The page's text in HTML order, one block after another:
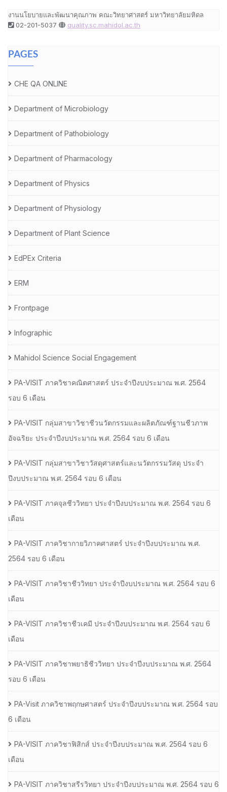
งานนโยบายและพัฒนาคุณภาพ คณะวิทยาศาสตร์ มหาวิทยาลัยมหิดล
02-201-5037
quality.sc.mahidol.ac.th
PAGES
CHE QA ONLINE
Department of Microbiology
Department of Pathobiology
Department of Pharmacology
Department of Physics
Department of Physiology
Department of Plant Science
EdPEx Criteria
ERM
Frontpage
Infographic
Mahidol Science Social Engagement
PA-VISIT ภาควิชาคณิตศาสตร์ ประจำปีงบประมาณ พ.ศ. 2564
รอบ 6 เดือน
PA-VISIT กลุ่มสาขาวิชาชีวนวัตกรรมและผลิตภัณฑ์ฐานชีวภาพ
อัจฉริยะ ประจำปีงบประมาณ พ.ศ. 2564 รอบ 6 เดือน
PA-VISIT กลุ่มสาขาวิชาวัสดุศาสตร์และนวัตกรรมวัสดุ ประจำ
ปีงบประมาณ พ.ศ. 2564 รอบ 6 เดือน
PA-VISIT ภาคจุลชีววิทยา ประจำปีงบประมาณ พ.ศ. 2564 รอบ 6
เดือน
PA-VISIT ภาควิชากายวิภาคศาสตร์ ประจำปีงบประมาณ พ.ศ.
2564 รอบ 6 เดือน
PA-VISIT ภาควิชาชีววิทยา ประจำปีงบประมาณ พ.ศ. 2564 รอบ 6
เดือน
PA-VISIT ภาควิชาชีวเคมี ประจำปีงบประมาณ พ.ศ. 2564 รอบ 6
เดือน
PA-VISIT ภาควิชาพยาธิชีววิทยา ประจำปีงบประมาณ พ.ศ. 2564
รอบ 6 เดือน
PA-Visit ภาควิชาพฤกษศาสตร์ ประจำปีงบประมาณ พ.ศ. 2564 รอบ
6 เดือน
PA-VISIT ภาควิชาฟิสิกส์ ประจำปีงบประมาณ พ.ศ. 2564 รอบ 6
เดือน
PA-VISIT ภาควิชาสรีรวิทยา ประจำปีงบประมาณ พ.ศ. 2564 รอบ 6